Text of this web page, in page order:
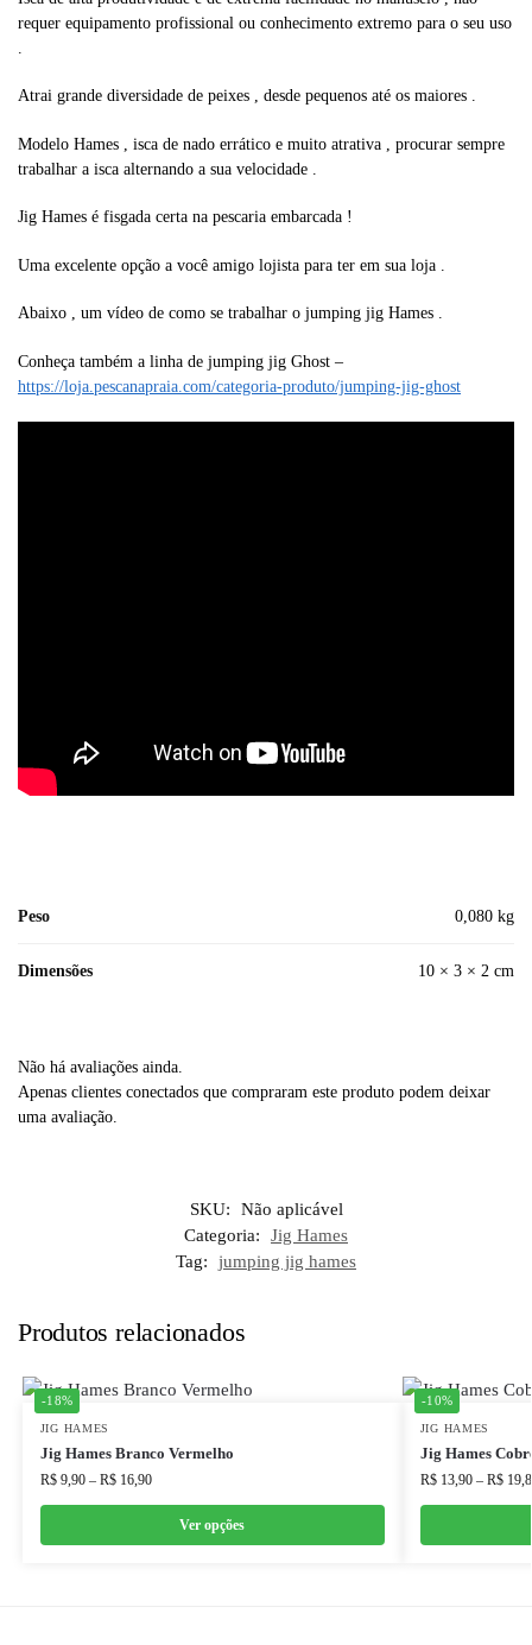
requer equipamento profissional ou conhecimento extremo para o seu uso
Atrai grande diversidade de peixes , desde pequenos até os maiores .
Modelo Hames , isca de nado errático e muito atrativa , procurar sempre
trabalhar a isca alternando a sua velocidade .
Jig Hames é fisgada certa na pescaria embarcada !
Uma excelente opção a você amigo lojista para ter em sua loja .
Abaixo , um vídeo de como se trabalhar o jumping jig Hames .
Conheça também a linha de jumping jig Ghost –
https://loja.pescanapraia.com/categoria-produto/jumping-jig-ghost
Peso 0,080 kg
Dimensões 10 × 3 × 2 cm
Não há avaliações ainda.
Apenas clientes conectados que compraram este produto podem deixar
uma avaliação.
SKU:
Não aplicável
Categoria:
Jig Hames
Tag:
jumping jig hames
Produtos relacionados
-18%
JIG HAMES
Jig Hames Branco Vermelho
R$9,90 – R$16,90
Ver opções
-10%
JIG HAMES
Jig Hames
R$13,90 – R$